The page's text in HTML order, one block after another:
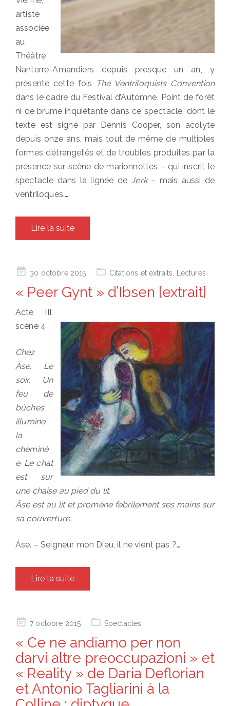
artiste
associée
au
Théâtre
Nanterre-Amandiers depuis presque un an, y
présente cette fois
The Ventriloquists Convention
dans le cadre du Festival d’Automne. Point de forêt
ni de brume inquiétante dans ce spectacle, dont le
texte est signé par Dennis Cooper, son acolyte
depuis onze ans, mais tout de même de multiples
formes d’étrangetés et de troubles produites par la
présence sur scène de marionnettes – qui inscrit le
spectacle dans la lignée deJerk– mais aussi de
ventriloques.…
Lire la suite
Posted30 octobre 2015 Citations et extraits Lectures
« Peer Gynt » d’Ibsen [extrait]
Acte III,
scène 4
Chez
Âse. Le
soir. Un
feu de
bûches
illumine
la
cheminé
e. Le chat
est sur
une chaise au pied du lit.
Âse est au lit et promène fébrilement ses mains sur
sa couverture.
Âse. – Seigneur mon Dieu, il ne vient pas ?…
Lire la suite
Posted7 octobre 2015 Spectacles
« Ce ne andiamo per non
darvi altre preoccupazioni » et
« Reality » de Daria Deflorian
et Antonio Tagliarini à la